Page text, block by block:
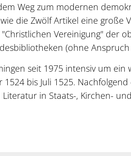
Weg zum modernen
die Zwölf Artikel eine große
Vereinigung" der
(ohne
seit 1975 intensiv um ein
bis Juli 1525. Nachfolgend
in Staats-, Kirchen- und